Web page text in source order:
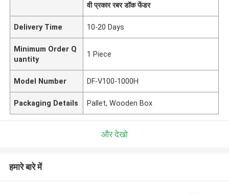
वी प्रकार रबर डॉक फेंडर
Delivery Time 10-20 Days
Minimum Order Q
uantity
1 Piece
Model Number DF-V100-1000H
Packaging Details Pallet, Wooden Box
और देखो
हमारे बारे में